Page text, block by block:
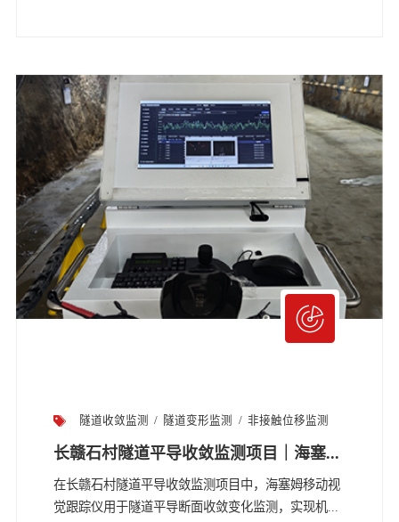
隧道收敛监测 隧道变形监测 非接触位移监测
长赣石村隧道平导收敛监测项目｜海塞...
在长赣石村隧道平导收敛监测项目中，海塞姆移动视
觉跟踪仪用于隧道平导断面收敛变化监测，实现机...